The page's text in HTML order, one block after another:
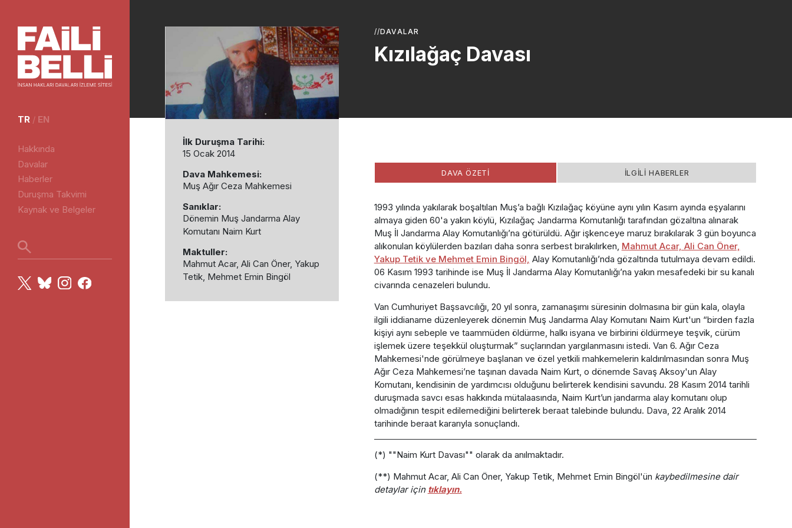
TR / EN
Hakkında
Davalar
Haberler
Duruşma Takvimi
Kaynak ve Belgeler
İlk Duruşma Tarihi:
15 Ocak 2014
Dava Mahkemesi:
Muş Ağır Ceza Mahkemesi
Sanıklar:
Dönemin Muş Jandarma Alay
Komutanı Naim Kurt
Maktuller:
Mahmut Acar, Ali Can Öner, Yakup
Tetik, Mehmet Emin Bingöl
//DAVALAR
Kızılağaç Davası
DAVA ÖZETİ İLGİLİ HABERLER
1993 yılında yakılarak boşaltılan Muş’a bağlı Kızılağaç köyüne aynı yılın Kasım ayında eşyalarını
almaya giden 60'a yakın köylü, Kızılağaç Jandarma Komutanlığı tarafından gözaltına alınarak
Muş İl Jandarma Alay Komutanlığı’na götürüldü. Ağır işkenceye maruz bırakılarak 3 gün boyunca
alıkonulan köylülerden bazıları daha sonra serbest bırakılırken, Mahmut Acar, Ali Can Öner,
Yakup Tetik ve Mehmet Emin Bingöl, Alay Komutanlığı’nda gözaltında tutulmaya devam edildi.
06 Kasım 1993 tarihinde ise Muş İl Jandarma Alay Komutanlığı’na yakın mesafedeki bir su kanalı
civarında cenazeleri bulundu.
Van Cumhuriyet Başsavcılığı, 20 yıl sonra, zamanaşımı süresinin dolmasına bir gün kala, olayla
ilgili iddianame düzenleyerek dönemin Muş Jandarma Alay Komutanı Naim Kurt'un “birden fazla
kişiyi aynı sebeple ve taammüden öldürme, halkı isyana ve birbirini öldürmeye teşvik, cürüm
işlemek üzere teşekkül oluşturmak” suçlarından yargılanmasını istedi. Van 6. Ağır Ceza
Mahkemesi'nde görülmeye başlanan ve özel yetkili mahkemelerin kaldırılmasından sonra Muş
Ağır Ceza Mahkemesi’ne taşınan davada Naim Kurt, o dönemde Savaş Aksoy'un Alay
Komutanı, kendisinin de yardımcısı olduğunu belirterek kendisini savundu. 28 Kasım 2014 tarihli
duruşmada savcı esas hakkında mütalaasında, Naim Kurt’un jandarma alay komutanı olup
olmadığının tespit edilemediğini belirterek beraat talebinde bulundu. Dava, 22 Aralık 2014
tarihinde beraat kararıyla sonuçlandı.
(*) ""Naim Kurt Davası"" olarak da anılmaktadır.
(**) Mahmut Acar, Ali Can Öner, Yakup Tetik, Mehmet Emin Bingöl'ün kaybedilmesine dair
detaylar için tıklayın.